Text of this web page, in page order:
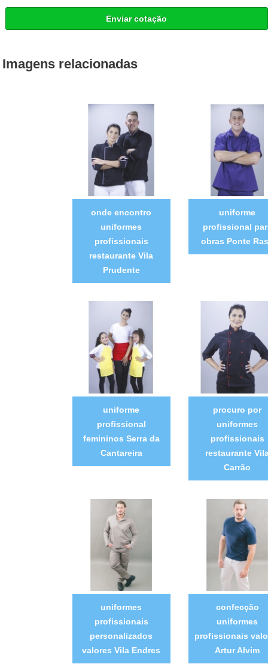
Enviar cotação
Imagens relacionadas
onde encontro
uniformes
profissionais
restaurante Vila
Prudente
uniforme
profissional
obras Ponte
uniforme
profissional
femininos Serra da
Cantareira
procuro por
uniformes
profissionais
restaurante
Carrão
uniformes
profissionais
personalizados
valores Vila Endres
confecção
uniformes
profissionais
Artur Alvim